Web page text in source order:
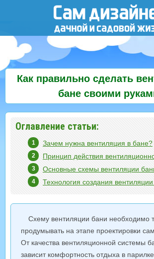
Как правильно сделать
бане своими
Оглавление статьи:
Зачем нужна вентиляция в бане?
Принцип действия
Основные схемы вентиляции
Технология создания
Схему вентиляции бани необходимо
продумывать на этапе проектировки
От качества вентиляционной системы
зависит комфортность отдыха в